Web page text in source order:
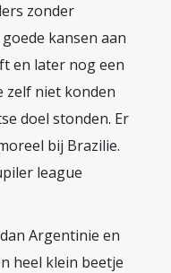
zonder
kansen aan
en later nog een
zelf niet konden
doel stonden. Er
bij Brazilie.
league
Argentinie en
heel klein beetje